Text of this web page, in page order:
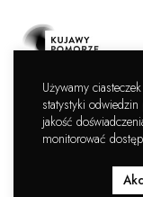
Filharmonia Pomorska
Kujawsko-
i Dziedzictwa
Copyright © Filharmonia
Używamy
statystyki
jakość
monitorować